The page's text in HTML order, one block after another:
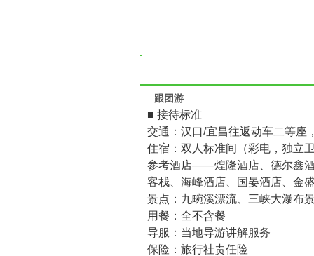
跟团游
■ 接待标准
交通：汉口/宜昌往返动车二等座
住宿：双人标准间（彩电，独立
参考酒店——煌隆酒店、德尔鑫
客栈、海峰酒店、国晏酒店、金
景点：九畹溪漂流、三峡大瀑布
用餐：全不含餐
导服：当地导游讲解服务
保险：旅行社责任险